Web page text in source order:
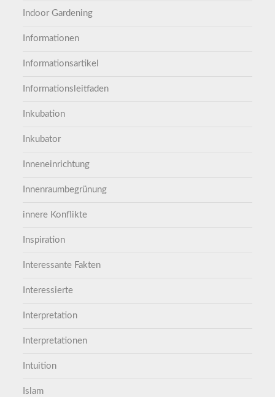
Indoor Gardening
Informationen
Informationsartikel
Informationsleitfaden
Inkubation
Inkubator
Inneneinrichtung
Innenraumbegrünung
innere Konflikte
Inspiration
Interessante Fakten
Interessierte
Interpretation
Interpretationen
Intuition
Islam